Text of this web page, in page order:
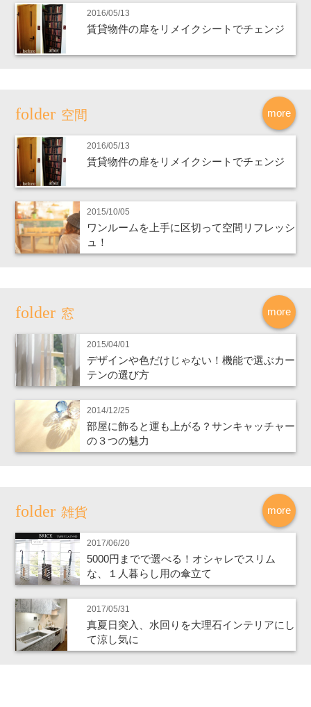
2016/05/13
賃貸物件の扉をリメイクシートでチェンジ
more
空間
2016/05/13
賃貸物件の扉をリメイクシートでチェンジ
2015/10/05
ワンルームを上手に区切って空間リフレッシ
ュ！
more
窓
2015/04/01
デザインや色だけじゃない！機能で選ぶカー
テンの選び方
2014/12/25
部屋に飾ると運も上がる？サンキャッチャー
の３つの魅力
more
雑貨
2017/06/20
5000円までで選べる！オシャレでスリム
な、１人暮らし用の傘立て
2017/05/31
真夏日突入、水回りを大理石インテリアにし
て涼し気に